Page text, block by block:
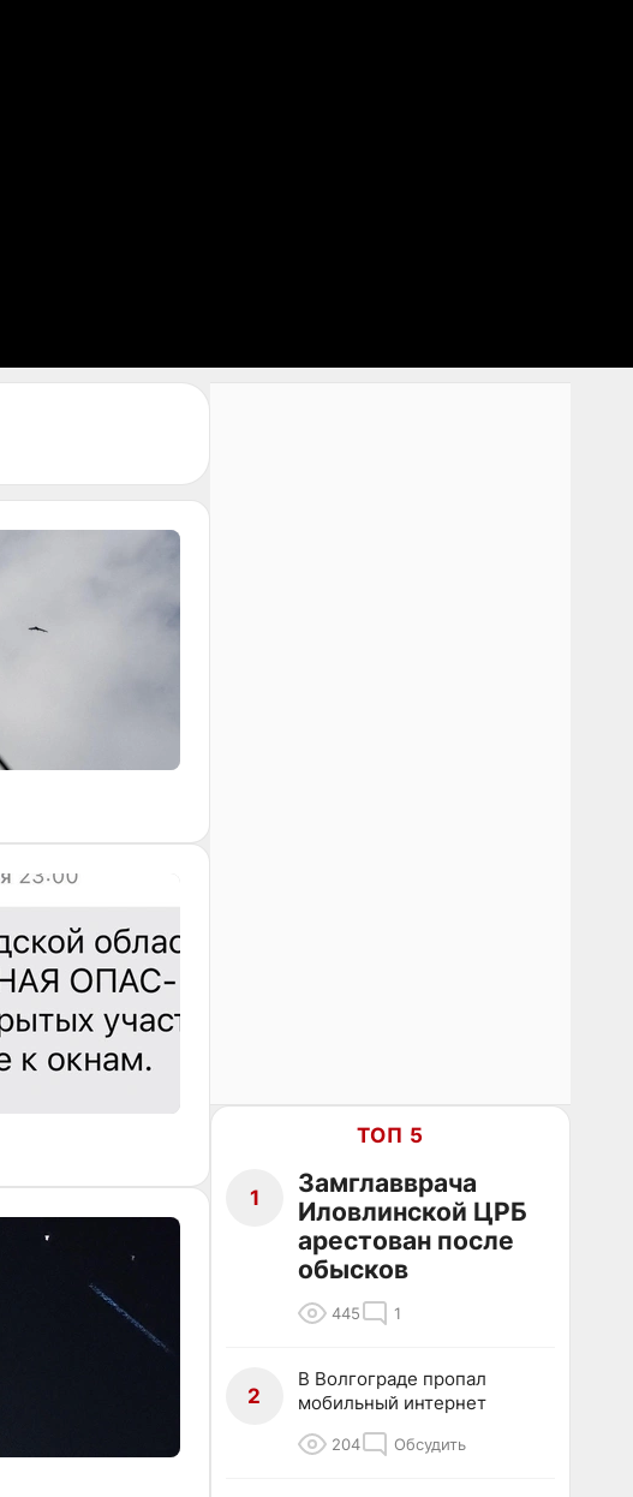
ТОП 5
1
Замглавврача
Иловлинской ЦРБ
арестован после
обысков
445 1
2
В Волгограде пропал
мобильный интернет
204 Обсудить